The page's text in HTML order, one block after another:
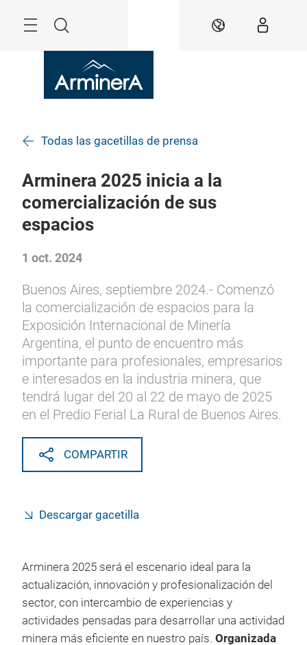
Buscar ES
Todas las gacetillas de prensa
Arminera 2025 inicia a la
comercialización de sus
espacios
1 oct. 2024
Buenos Aires, septiembre 2024.- Comenzó
la comercialización de espacios para la
Exposición Internacional de Minería
Argentina, el punto de encuentro más
importante para profesionales, empresarios
e interesados en la industria minera, que
tendrá lugar del 20 al 22 de mayo de 2025
en el Predio Ferial La Rural de Buenos Aires.
COMPARTIR
Descargar gacetilla
Arminera 2025 será el escenario ideal para la
actualización, innovación y profesionalización del
sector, con intercambio de experiencias y
actividades pensadas para desarrollar una actividad
minera más eficiente en nuestro país. Organizada